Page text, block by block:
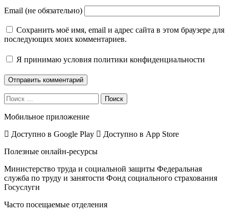
Email (не обязательно)
Сохранить моё имя, email и адрес сайта в этом браузере для
последующих моих комментариев.
Я принимаю условия политики конфиденциальности
Поиск
Мобильное приложение
Доступно в Google Play Доступно в App Store
Полезные онлайн-ресурсы
Министерство труда и социальной защиты Федеральная
служба по труду и занятости Фонд социального страхования
Госуслуги
Часто посещаемые отделения